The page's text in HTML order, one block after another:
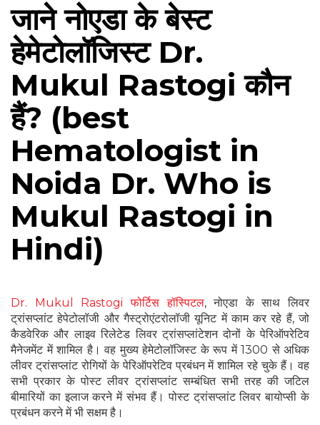
जाने नोएडा के बेस्ट
हेमेटोलॉजिस्ट Dr.
Mukul Rastogi कौन
हैं? (best
Hematologist in
Noida Dr. Who is
Mukul Rastogi in
Hindi)
Dr. Mukul Rastogi फोर्टिस हॉस्पिटल, नोएडा के साथ लिवर
ट्रांसप्लांट हेपेटोलॉजी और गैस्ट्रोएंटरोलॉजी यूनिट में काम कर रहे हैं, जो
कैडवेरिक और लाइव रिलेटेड लिवर ट्रांसप्लांटेशन दोनों के पेरिऑपरेटिव
मैनेजमेंट में शामिल है। वह मुख्य हेमेटोलॉजिस्ट के रूप में 1300 से अधिक
लीवर ट्रांसप्लांट रोगियों के पेरिऑपरेटिव प्रबंधन में शामिल रहे चुके हैं। वह
सभी प्रकार के पोस्ट लीवर ट्रांसप्लांट सम्बंधित सभी तरह की जटिल
बीमारियों का इलाज करने में संभव हैं। पोस्ट ट्रांसप्लांट लिवर बायोप्सी के
प्रबंधन करने में भी सक्षम है।